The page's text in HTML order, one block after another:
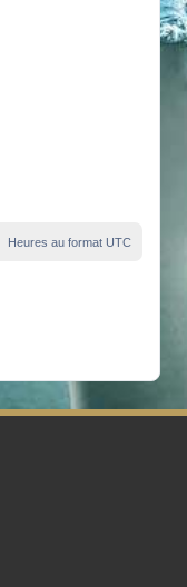
Heures au format UTC